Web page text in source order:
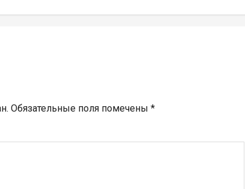
Обязательные поля помечены *